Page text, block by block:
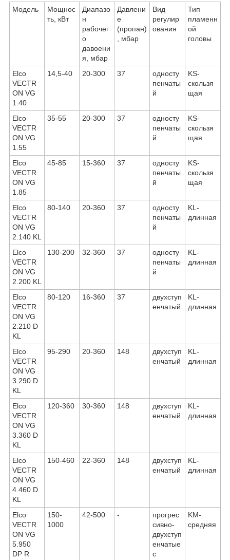
Модель
Мощнос
ть, кВт
Диапазо
н
рабочег
о
давоени
я, мбар
Давлени
е
(пропан)
, мбар
Вид
регулир
ования
Тип
пламенн
ой
головы
Elco
VECTR
ON VG
1.40
14,5-40 20-300 37
односту
пенчаты
й
KS-
скользя
щая
Elco
VECTR
ON VG
1.55
35-55 20-300 37
односту
пенчаты
й
KS-
скользя
щая
Elco
VECTR
ON VG
1.85
45-85 15-360 37
односту
пенчаты
й
KS-
скользя
щая
Elco
VECTR
ON VG
2.140 KL
80-140 20-360 37
односту
пенчаты
й
KL-
длинная
Elco
VECTR
ON VG
2.200 KL
130-200 32-360 37
односту
пенчаты
й
KL-
длинная
Elco
VECTR
ON VG
2.210 D
KL
80-120 16-360 37
двухступ
енчатый
KL-
длинная
Elco
VECTR
ON VG
3.290 D
KL
95-290 20-360 148
двухступ
енчатый
KL-
длинная
Elco
VECTR
ON VG
3.360 D
KL
120-360 30-360 148
двухступ
енчатый
KL-
длинная
Elco
VECTR
ON VG
4.460 D
KL
150-460 22-360 148
двухступ
енчатый
KL-
длинная
Elco
VECTR
ON VG
5.950
DP R
150-
1000
42-500 -
прогрес
сивно-
двухступ
енчатые
с
KМ-
средняя